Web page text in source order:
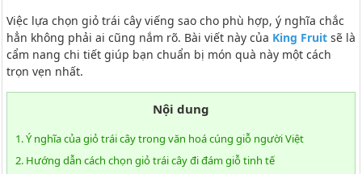
Việc lựa chọn giỏ trái cây viếng sao cho phù hợp, ý nghĩa chắc
hẳn không phải ai cũng nắm rõ. Bài viết này của King Fruit sẽ là
cẩm nang chi tiết giúp bạn chuẩn bị món quà này một cách
trọn vẹn nhất.
Nội dung
1. Ý nghĩa của giỏ trái cây trong văn hoá cúng giỗ người Việt
2. Hướng dẫn cách chọn giỏ trái cây đi đám giỗ tinh tế